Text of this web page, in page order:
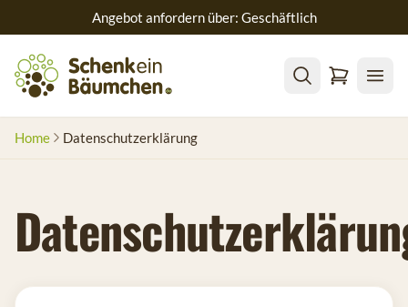
Angebot anfordern über: Geschäftlich
Home Datenschutzerklärung